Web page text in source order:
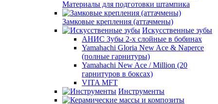
Материалы для подготовки штампика
Замковые крепления (аттачмены)
Искусственные зубы
АНИС Зубы 2-х слойные в бобинах
Yamahachi Gloria New Ace & Naperce
(полные гарнитуры)
Yamahachi New Ace / Million (20
гарнитуров в боксах)
VITA MFT
Инструменты